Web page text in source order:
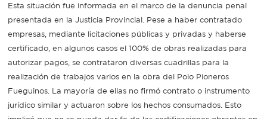
Esta situación fue informada en el marco de la denuncia penal
presentada en la Justicia Provincial. Pese a haber contratado
empresas, mediante licitaciones públicas y privadas y haberse
certificado, en algunos casos el 100% de obras realizadas para
autorizar pagos, se contrataron diversas cuadrillas para la
realización de trabajos varios en la obra del Polo Pioneros
Fueguinos. La mayoría de ellas no firmó contrato o instrumento
jurídico similar y actuaron sobre los hechos consumados. Esto